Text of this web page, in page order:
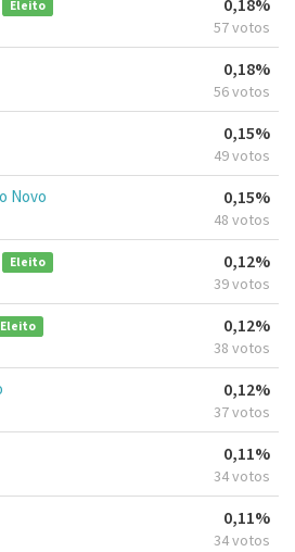
Eleito 0,18%
57 votos
0,18%
56 votos
0,15%
49 votos
Novo 0,15%
48 votos
Eleito 0,12%
39 votos
Eleito 0,12%
38 votos
0,12%
37 votos
0,11%
34 votos
0,11%
34 votos